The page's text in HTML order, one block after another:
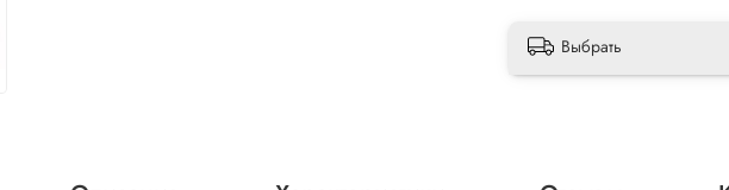
Выбрать